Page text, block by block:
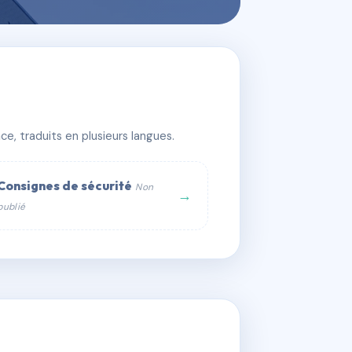
traduits en plusieurs langues.
de sécurité Non
→